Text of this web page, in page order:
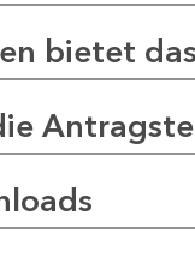
bietet